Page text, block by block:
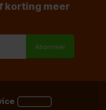
korting meer
Abonneer